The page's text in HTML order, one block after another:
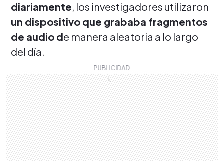
diariamente, los investigadores utilizaron
un dispositivo que grababa fragmentos
de audio de manera aleatoria a lo largo
del día.